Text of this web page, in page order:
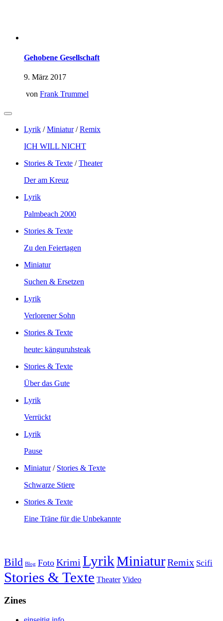
Gehobene Gesellschaft
9. März 2017
von Frank Trummel
Lyrik /Miniatur/Remix
ICH WILL NICHT
Stories & Texte /Theater
Der am Kreuz
Lyrik
Palmbeach 2000
Stories & Texte
Zu den Feiertagen
Miniatur
Suchen & Ersetzen
Lyrik
Verlorener Sohn
Stories & Texte
heute: känguruhsteak
Stories & Texte
Über das Gute
Lyrik
Verrückt
Lyrik
Pause
Miniatur/ Stories & Texte
Schwarze Stiere
Stories & Texte
Eine Träne für die Unbekannte
Bild Blog Foto Krimi LyrikMiniaturRemix Scifi
Stories & Texte Theater Video
Zines